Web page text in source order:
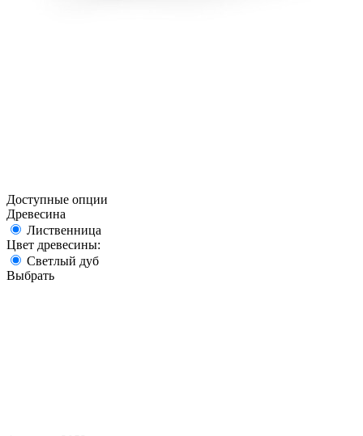
Доступные опции
Древесина
Лиственница
Цвет древесины:
Светлый дуб
Выбрать